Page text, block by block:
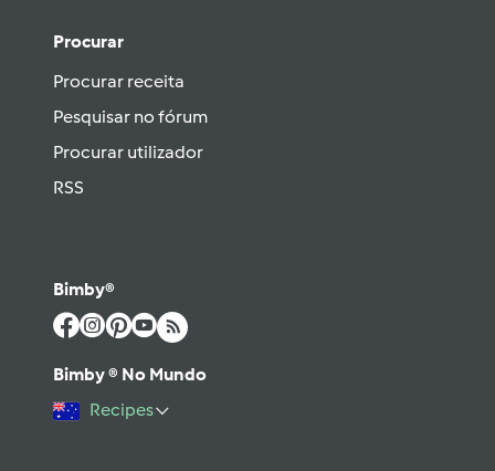
Procurar
Procurar receita
Pesquisar no fórum
Procurar utilizador
RSS
Bimby®
Bimby ® No Mundo
Recipes